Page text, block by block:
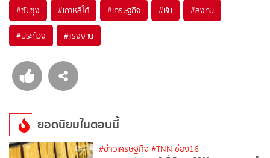
#ซัมซุง #เกาหลีใต้ #เศรษฐกิจ #หุ้น #ลงทุน
#ประท้วง #แรงงาน
ยอดนิยมในตอนนี้
#ข่าวเศรษฐกิจ #TNN ช่อง16